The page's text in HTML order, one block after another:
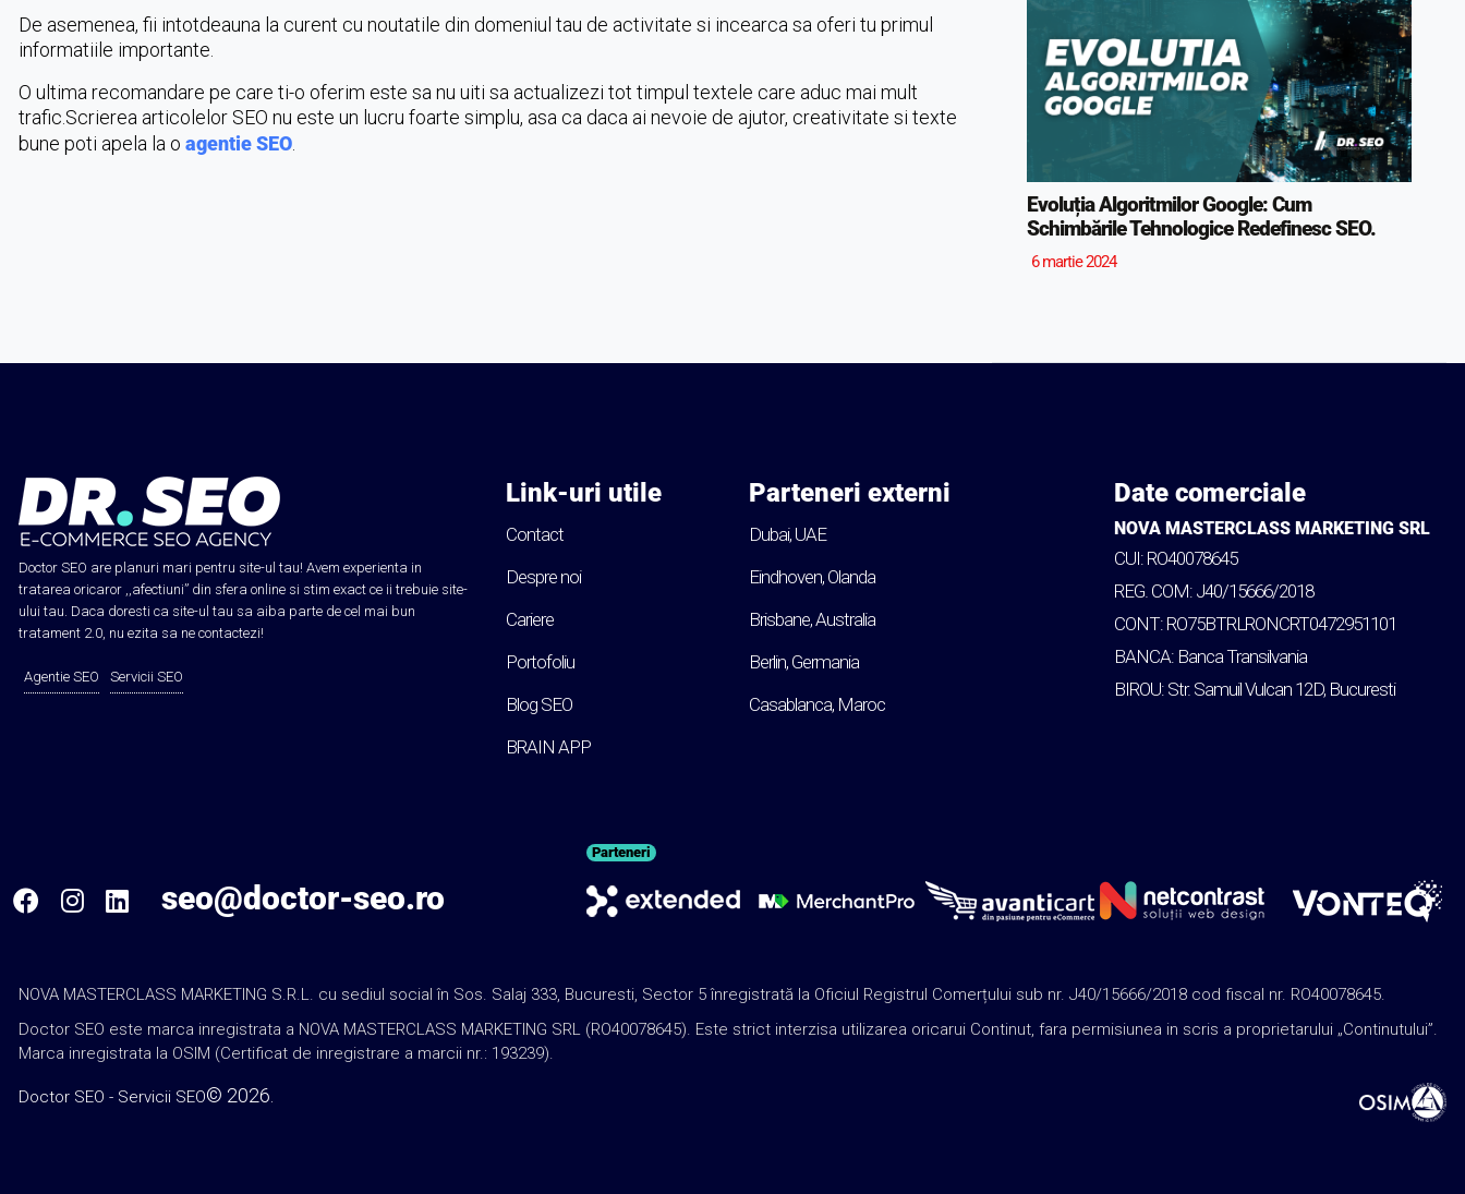
De asemenea, fii intotdeauna la curent cu noutatile din domeniul tau de activitate si incearca sa oferi tu primul
informatiile importante.
O ultima recomandare pe care ti-o oferim este sa nu uiti sa actualizezi tot timpul textele care aduc mai mult
trafic.Scrierea articolelor SEO nu este un lucru foarte simplu, asa ca daca ai nevoie de ajutor, creativitate si texte
bune poti apela la o agentie SEO
Evoluția Algoritmilor Google: Cum
Schimbările Tehnologice Redefinesc SEO.
6 martie 2024
Doctor SEO are planuri mari pentru site-ul tau! Avem experienta in
tratarea oricaror ,,afectiuni” din sfera online si stim exact ce ii trebuie site-
ului tau. Daca doresti ca site-ul tau sa aiba parte de cel mai bun
tratament 2.0, nu ezita sa ne contactezi!
Agentie SEO Servicii SEO
Link-uri utile
Contact
Despre noi
Cariere
Portofoliu
Blog SEO
BRAIN APP
Parteneri externi
Dubai, UAE
Eindhoven, Olanda
Brisbane, Australia
Berlin, Germania
Casablanca, Maroc
Date comerciale
NOVA MASTERCLASS MARKETING SRL
CUI: RO40078645
REG. COM: J40/15666/2018
CONT: RO75BTRLRONCRT0472951101
BANCA: Banca Transilvania
BIROU: Str. Samuil Vulcan 12D, Bucuresti
seo@doctor-seo.ro
Parteneri
NOVA MASTERCLASS MARKETING S.R.L. cu sediul social în Sos. Salaj 333, Bucuresti, Sector 5 înregistrată la Oficiul Registrul Comerțului sub nr. J40/15666/2018 cod fiscal nr. RO40078645.
Doctor SEO este marca inregistrata a NOVA MASTERCLASS MARKETING SRL (RO40078645). Este strict interzisa utilizarea oricarui Continut, fara permisiunea in scris a proprietarului „Continutului”.
Marca inregistrata la OSIM (Certificat de inregistrare a marcii nr.: 193239).
Doctor SEO - Servicii SEO© 2026.